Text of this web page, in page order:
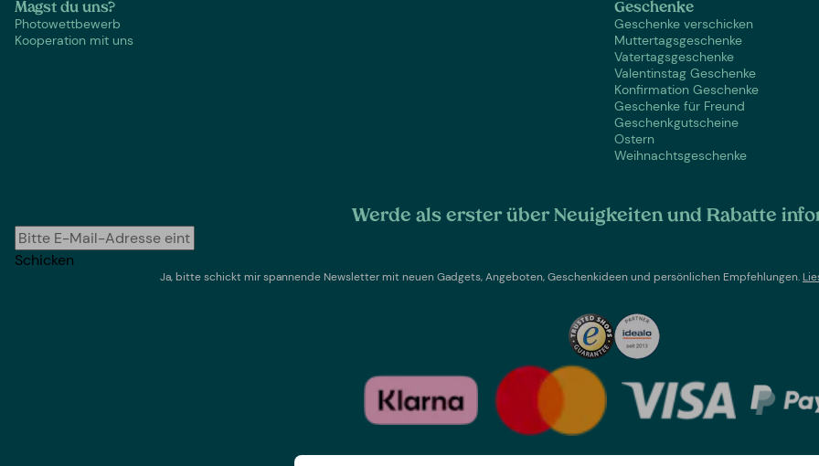
Magst du uns?
Photowettbewerb
Kooperation mit uns
Geschenke
Geschenke verschicken
Muttertagsgeschenke
Vatertagsgeschenke
Valentinstag Geschenke
Konfirmation Geschenke
Geschenke für Freund
Geschenkgutscheine
Ostern
Weihnachtsgeschenke
Werde als erster über Neuigkeiten und Rabatte
Schicken
Ja, bitte schickt mir spannende Newsletter mit neuen Gadgets, Angeboten, Geschenkideen und persönlichen Empfehlungen.